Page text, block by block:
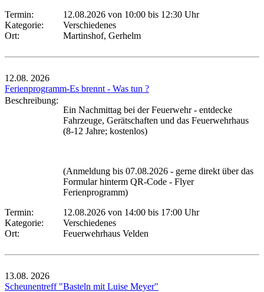
Termin:
12.08.2026 von 10:00 bis 12:30 Uhr
Kategorie:
Verschiedenes
Ort:
Martinshof, Gerhelm
12.08. 2026
Ferienprogramm-Es brennt - Was tun ?
Beschreibung:
Ein Nachmittag bei der Feuerwehr - entdecke
Fahrzeuge, Gerätschaften und das Feuerwehrhaus
(8-12 Jahre; kostenlos)
(Anmeldung bis 07.08.2026 - gerne direkt über das
Formular hinterm QR-Code - Flyer
Ferienprogramm)
Termin:
12.08.2026 von 14:00 bis 17:00 Uhr
Kategorie:
Verschiedenes
Ort:
Feuerwehrhaus Velden
13.08. 2026
Scheunentreff "Basteln mit Luise Meyer"